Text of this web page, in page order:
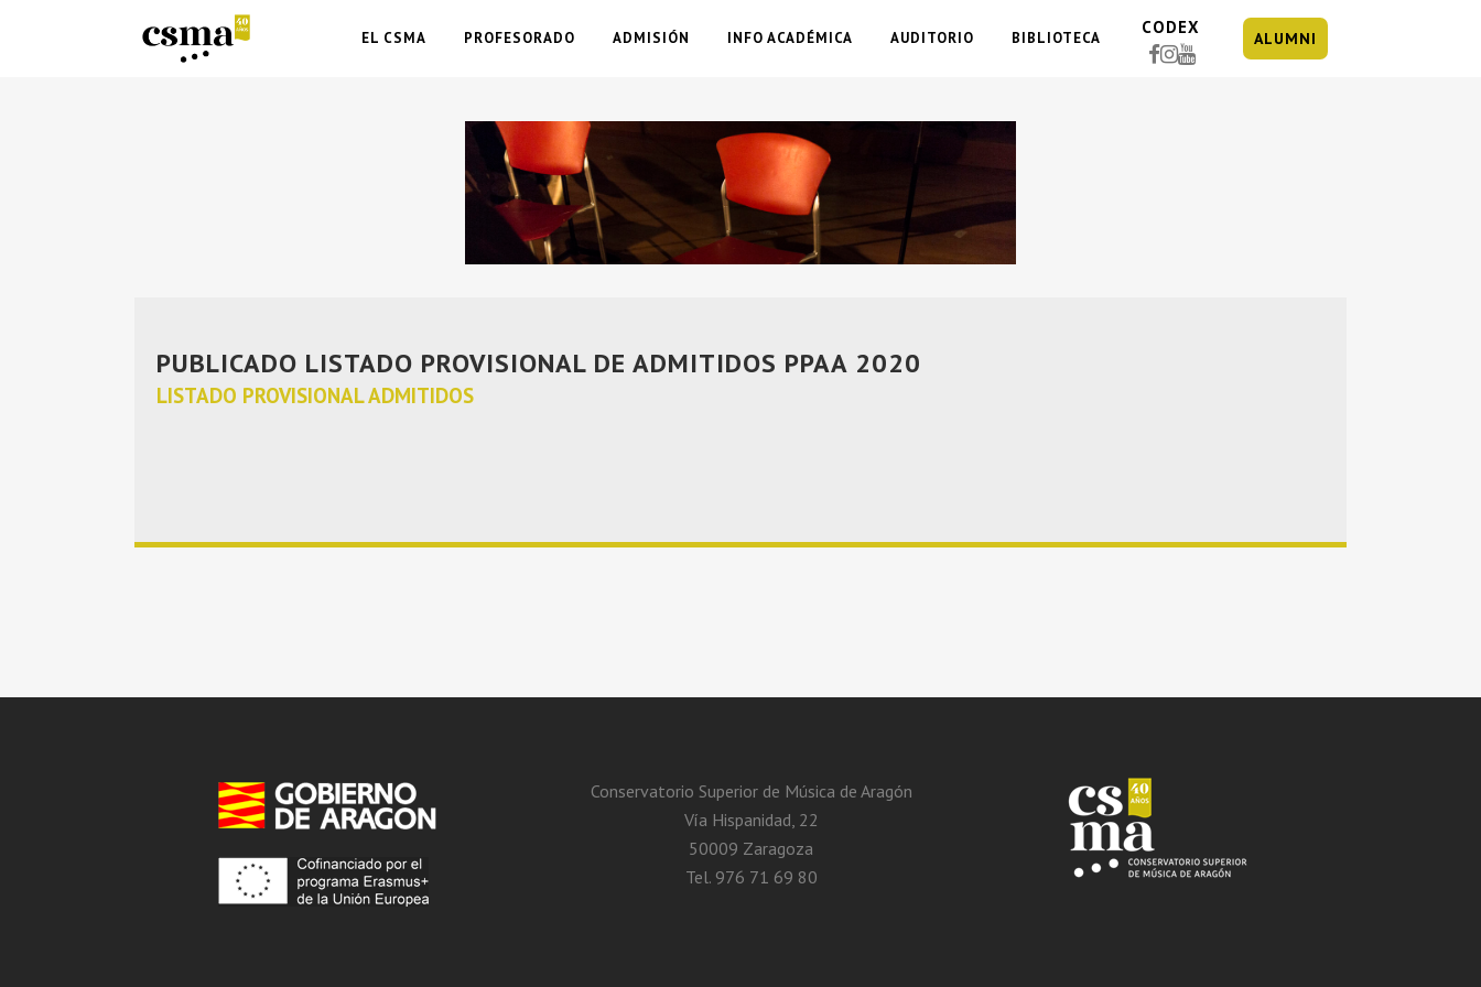
EL CSMA PROFESORADO ADMISIÓN INFO ACADÉMICA AUDITORIO BIBLIOTECA
CODEX
ALUMNI
PUBLICADO LISTADO PROVISIONAL DE ADMITIDOS PPAA 2020
LISTADO PROVISIONAL ADMITIDOS
Conservatorio Superior de Música de Aragón
Vía Hispanidad, 22
50009 Zaragoza
Tel. 976 71 69 80